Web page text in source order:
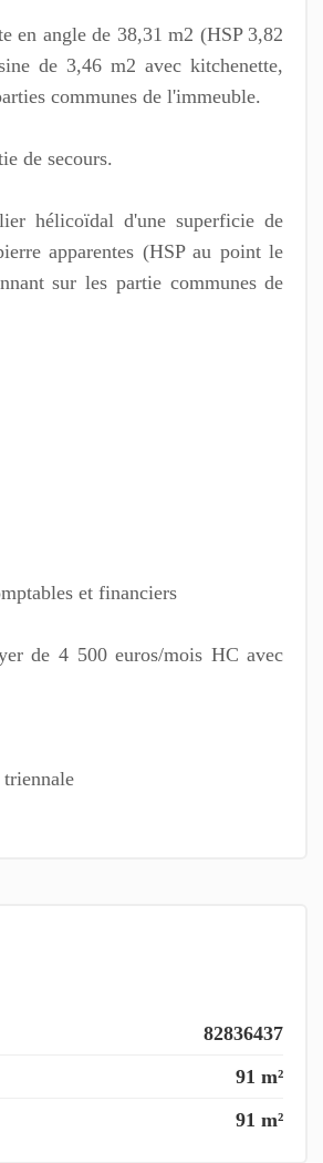
en angle de 38,31 m2 (HSP 3,82
de 3,46 m2 avec kitchenette,
communes de l'immeuble.
de secours.
hélicoïdal d'une superficie de
apparentes (HSP au point le
sur les partie communes de
et financiers
de 4 500 euros/mois HC avec
82836437
91 m²
91 m²